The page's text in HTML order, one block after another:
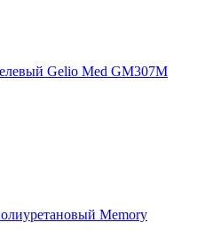
Gelio Med GM307M
Memory